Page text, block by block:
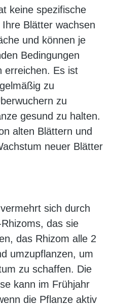
keine spezifische
Blätter wachsen
und können je
Bedingungen
erreichen. Es ist
zu
zu
gesund zu halten.
alten Blättern und
neuer Blätter
sich durch
das sie
das Rhizom alle 2
umzupflanzen, um
zu schaffen. Die
kann im Frühjahr
die Pflanze aktiv